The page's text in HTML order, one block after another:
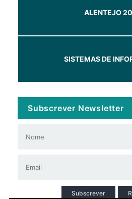
ALENTEJO
SISTEMAS DE
Subscrever Newsletter
Subscrever